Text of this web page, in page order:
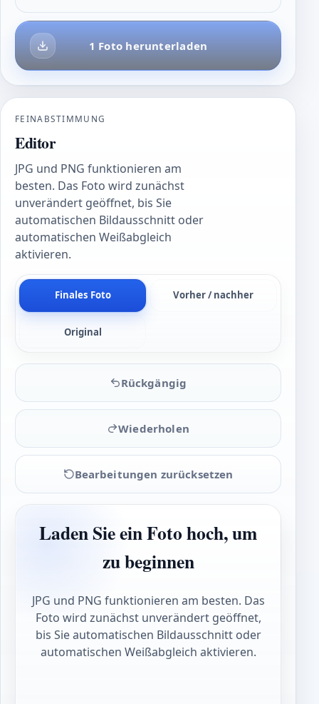
1 Foto herunterladen
FEINABSTIMMUNG
Editor
JPG und PNG funktionieren am
besten. Das Foto wird zunächst
unverändert geöffnet, bis Sie
automatischen Bildausschnitt oder
automatischen Weißabgleich
aktivieren.
Finales Foto Vorher / nachher
Original
Rückgängig
Wiederholen
Bearbeitungen zurücksetzen
Laden Sie ein Foto hoch, um
zu beginnen
JPG und PNG funktionieren am besten. Das
Foto wird zunächst unverändert geöffnet,
bis Sie automatischen Bildausschnitt oder
automatischen Weißabgleich aktivieren.